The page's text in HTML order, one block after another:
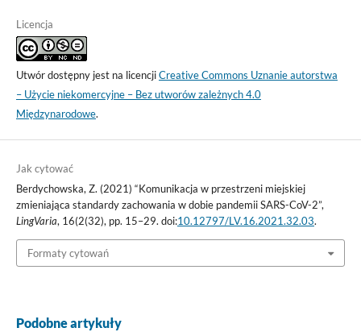
Licencja
Utwór dostępny jest na licencjiCreative Commons Uznanie autorstwa
– Użycie niekomercyjne – Bez utworów zależnych 4.0
Międzynarodowe.
Jak cytować
Berdychowska, Z. (2021) “Komunikacja w przestrzeni miejskiej
zmieniająca standardy zachowania w dobie pandemii SARS-CoV-2”,
LingVaria, 16(2(32), pp. 15–29. doi:10.12797/LV.16.2021.32.03.
Formaty cytowań
Podobne artykuły